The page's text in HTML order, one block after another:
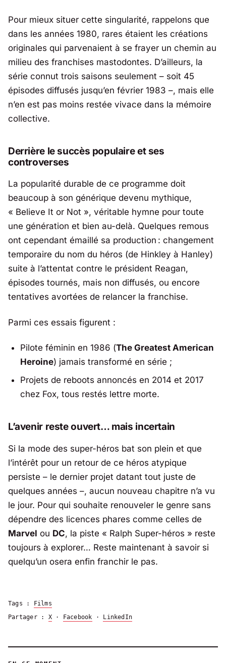
Pour mieux situer cette singularité, rappelons que
dans les années 1980, rares étaient les créations
originales qui parvenaient à se frayer un chemin au
milieu des franchises mastodontes. D’ailleurs, la
série connut trois saisons seulement – soit 45
épisodes diffusés jusqu’en février 1983 –, mais elle
n’en est pas moins restée vivace dans la mémoire
collective.
Derrière le succès populaire et ses
controverses
La popularité durable de ce programme doit
beaucoup à son générique devenu mythique,
« Believe It or Not », véritable hymne pour toute
une génération et bien au-delà. Quelques remous
ont cependant émaillé sa production : changement
temporaire du nom du héros (de Hinkley à Hanley)
suite à l’attentat contre le président Reagan,
épisodes tournés, mais non diffusés, ou encore
tentatives avortées de relancer la franchise.
Parmi ces essais figurent :
Pilote féminin en 1986 (The Greatest American
Heroine) jamais transformé en série ;
Projets de reboots annoncés en 2014 et 2017
chez Fox, tous restés lettre morte.
L’avenir reste ouvert… mais incertain
Si la mode des super-héros bat son plein et que
l’intérêt pour un retour de ce héros atypique
persiste – le dernier projet datant tout juste de
quelques années –, aucun nouveau chapitre n’a vu
le jour. Pour qui souhaite renouveler le genre sans
dépendre des licences phares comme celles de
Marvel ou DC, la piste « Ralph Super-héros » reste
toujours à explorer… Reste maintenant à savoir si
quelqu’un osera enfin franchir le pas.
Tags : Films
Partager : X· Facebook · LinkedIn